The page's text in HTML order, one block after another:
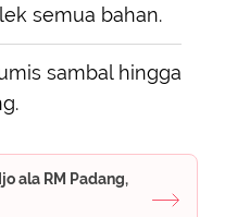
semua bahan.
sambal hingga
ala RM Padang,